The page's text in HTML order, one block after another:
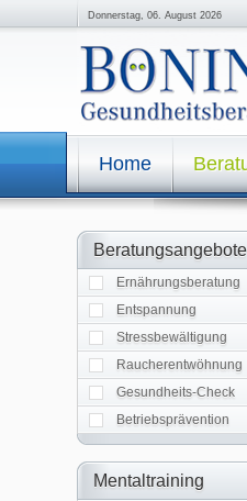
Donnerstag, 06. August 2026
Home
Beratungsangebote
Ernährungsberatung
Allgemeine
Einzelberatung
Gruppenberatung
Entspannung
Autogenes Training
Progress.
Stressbewältigung
A.C.T.
IFT Programm
Raucherentwöhnung
IFT
IFT Rauchfreiprog.
Gesundheits-Check
Analysen und
Betriebsprävention
Mentaltraining
Allgemeine
Wirkung
Persönlicher Nutzen